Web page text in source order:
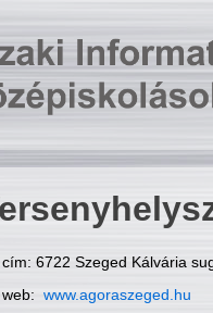
cím: 6722 Szeged Kálvária
web: www.agoraszeged.hu